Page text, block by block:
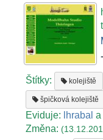
-
Štítky: kolejiště
špičková kolejiště
Eviduje: lhrabal a
Změna: